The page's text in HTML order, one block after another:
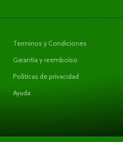
Terminos y Condiciones
Garantía y reembolso
Políticas de privacidad
Ayuda